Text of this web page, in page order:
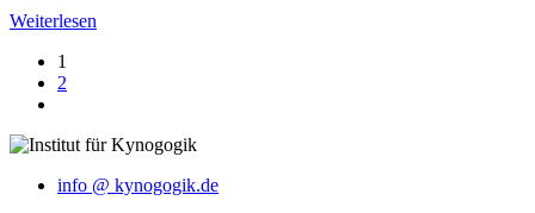
Weiterlesen
1
2
info @ kynogogik.de